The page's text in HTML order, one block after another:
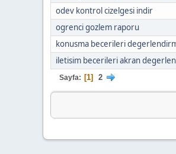
odev kontrol cizelgesi indir
ogrenci gozlem raporu
konusma becerileri
iletisim becerileri akran
Sayfa 1 2